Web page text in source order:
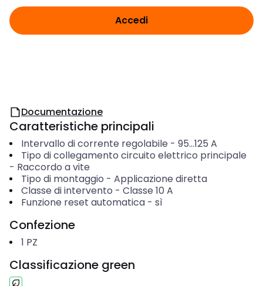
Accedi
Documentazione
Caratteristiche principali
Intervallo di corrente regolabile - 95...125 A
Tipo di collegamento circuito elettrico principale
- Raccordo a vite
Tipo di montaggio - Applicazione diretta
Classe di intervento - Classe 10 A
Funzione reset automatica- sì
Confezione
1 PZ
Classificazione green